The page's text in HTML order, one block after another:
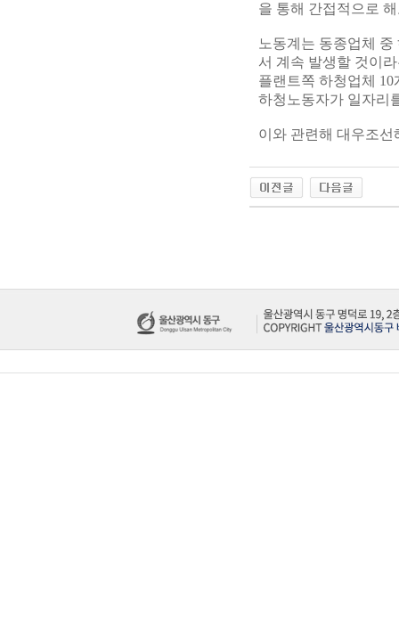
을 통해 간접적으로
노동계는 동종업체
서 계속 발생할 것이
플랜트쪽 하청업체
하청노동자가 일자리
이와 관련해 대우조선